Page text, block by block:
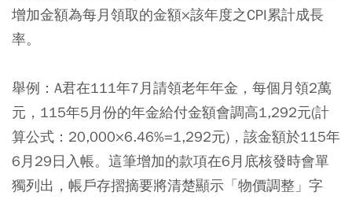
增加金額為每月領取的金額×該年度之CPI累計成長
率。
舉例：A君在111年7月請領老年年金，每個月領2萬
元，115年5月份的年金給付金額會調高1,292元(計
算公式：20,000×6.46%=1,292元)，該金額於115年
6月29日入帳。 這筆增加的款項在6月底核發時會單
獨列出，帳戶存摺摘要將清楚顯示「物價調整」字